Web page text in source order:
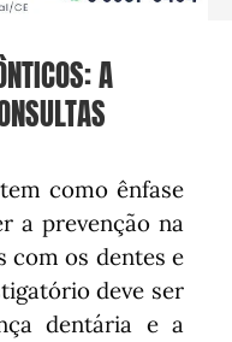
A
como ênfase
a prevenção na
com os dentes e
deve ser
dentária e a